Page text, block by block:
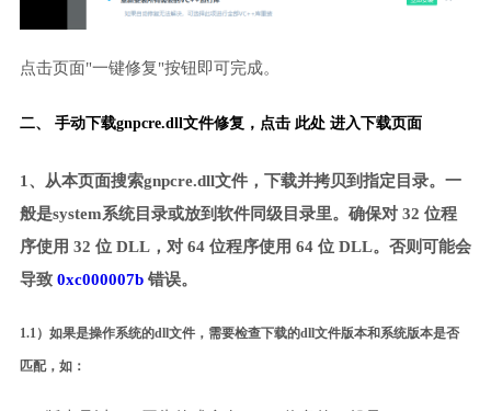
点击页面"一键修复"按钮即可完成。
二、 手动下载gnpcre.dll文件修复， 点击 此处 进入下载页面
1、从本页面搜索gnpcre.dll文件，下载并拷贝到指定目录。一
般是system系统目录或放到软件同级目录里。确保对 32 位程
序使用 32 位 DLL，对 64 位程序使用 64 位 DLL。否则可能会
导致 0xc000007b错误。
1.1）如果是操作系统的dll文件，需要检查下载的dll文件版本和系统版本是否
匹配，如：